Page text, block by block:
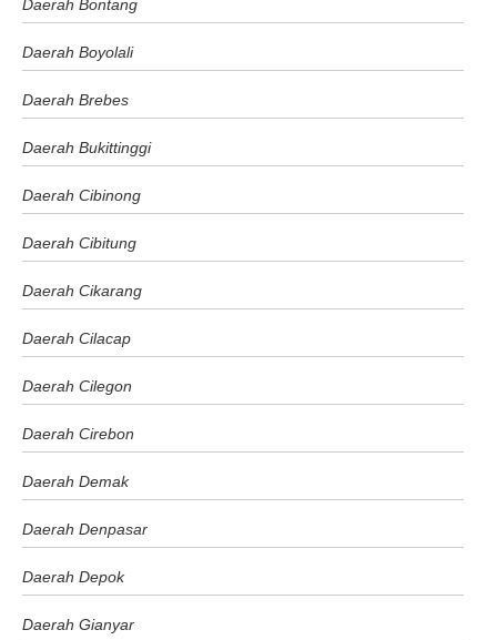
Daerah Bontang
Daerah Boyolali
Daerah Brebes
Daerah Bukittinggi
Daerah Cibinong
Daerah Cibitung
Daerah Cikarang
Daerah Cilacap
Daerah Cilegon
Daerah Cirebon
Daerah Demak
Daerah Denpasar
Daerah Depok
Daerah Gianyar